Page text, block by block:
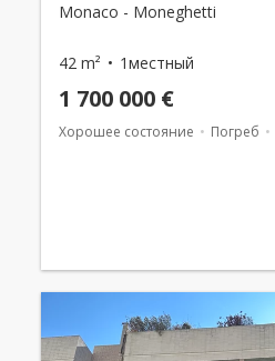
Monaco - Moneghetti
42 m² 1местный
1 700 000 €
Хорошее состояние Погреб